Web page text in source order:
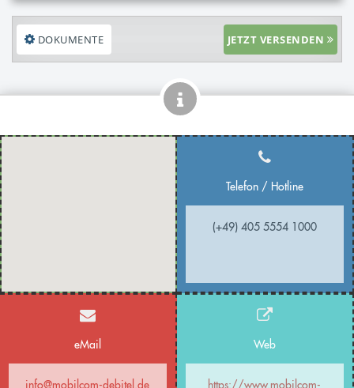
DOKUMENTE JETZT VERSENDEN
Telefon / Hotline
(+49) 405 5554 1000
eMail
info@mobilcom-debitel.de
Web
https://www.mobilcom-